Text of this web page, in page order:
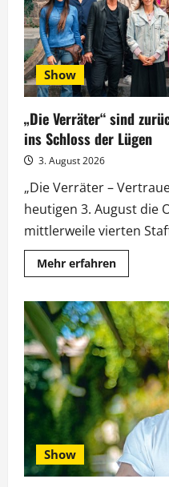
Show
„Die Verräter“ sind
ins Schloss der Lügen
3. August 2026
„Die Verräter –
heutigen 3. August die
mittlerweile vierten
Mehr erfahrenMehr
Verräter“
sind
zurück:
Diese
18
Promis
ziehen
ins
Schloss
der
Lügen
Show